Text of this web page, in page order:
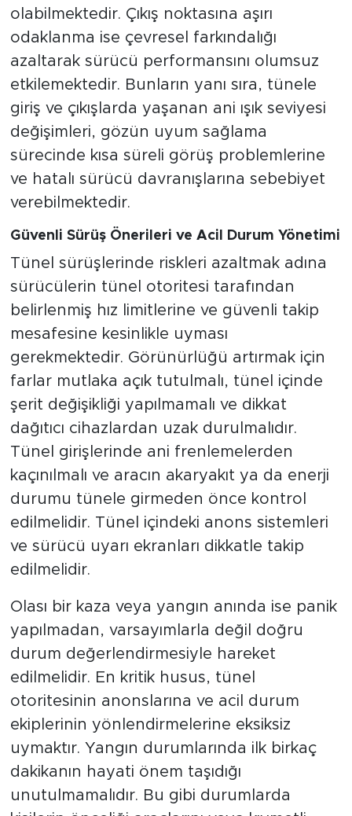
olabilmektedir. Çıkış noktasına aşırı
odaklanma ise çevresel farkındalığı
azaltarak sürücü performansını olumsuz
etkilemektedir. Bunların yanı sıra, tünele
giriş ve çıkışlarda yaşanan ani ışık seviyesi
değişimleri, gözün uyum sağlama
sürecinde kısa süreli görüş problemlerine
ve hatalı sürücü davranışlarına sebebiyet
verebilmektedir.
Güvenli Sürüş Önerileri ve Acil Durum Yönetimi
Tünel sürüşlerinde riskleri azaltmak adına
sürücülerin tünel otoritesi tarafından
belirlenmiş hız limitlerine ve güvenli takip
mesafesine kesinlikle uyması
gerekmektedir. Görünürlüğü artırmak için
farlar mutlaka açık tutulmalı, tünel içinde
şerit değişikliği yapılmamalı ve dikkat
dağıtıcı cihazlardan uzak durulmalıdır.
Tünel girişlerinde ani frenlemelerden
kaçınılmalı ve aracın akaryakıt ya da enerji
durumu tünele girmeden önce kontrol
edilmelidir. Tünel içindeki anons sistemleri
ve sürücü uyarı ekranları dikkatle takip
edilmelidir.
Olası bir kaza veya yangın anında ise panik
yapılmadan, varsayımlarla değil doğru
durum değerlendirmesiyle hareket
edilmelidir. En kritik husus, tünel
otoritesinin anonslarına ve acil durum
ekiplerinin yönlendirmelerine eksiksiz
uymaktır. Yangın durumlarında ilk birkaç
dakikanın hayati önem taşıdığı
unutulmamalıdır. Bu gibi durumlarda